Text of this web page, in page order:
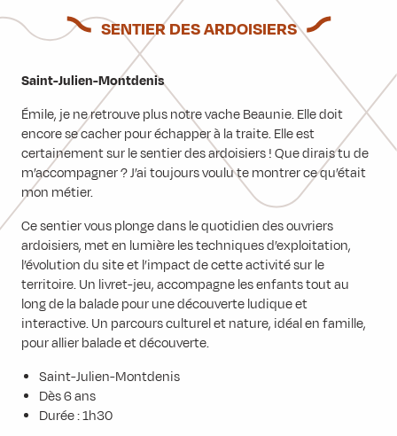
SENTIER DES ARDOISIERS
Saint-Julien-Montdenis
Émile, je ne retrouve plus notre vache Beaunie. Elle doit
encore se cacher pour échapper à la traite. Elle est
certainement sur le sentier des ardoisiers ! Que dirais tu de
m’accompagner ? J’ai toujours voulu te montrer ce qu’était
mon métier.
Ce sentier vous plonge dans le quotidien des ouvriers
ardoisiers, met en lumière les techniques d’exploitation,
l’évolution du site et l’impact de cette activité sur le
territoire. Un livret-jeu, accompagne les enfants tout au
long de la balade pour une découverte ludique et
interactive. Un parcours culturel et nature, idéal en famille,
pour allier balade et découverte.
Saint-Julien-Montdenis
Dès 6 ans
Durée : 1h30